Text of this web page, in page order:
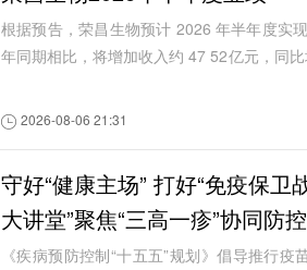
根据预告，荣昌生物预计 2026 年半年度实
年同期相比，将增加收入约 47 52亿元，同
2026-08-06 21:31
守好“健康主场” 打好“免疫保卫
大讲堂”聚焦“三高一疹”协同防控
《疾病预防控制“十五五”规划》倡导推行